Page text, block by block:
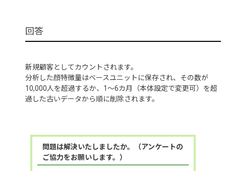
新規顧客としてカウントされます。
分析した顔特徴量はベースユニットに保存され、その数が
10,000人を超過するか、1～6カ月（本体設定で変更可）を超
過した古いデータから順に削除されます。
問題は解決いたしましたか。（アンケートの
ご協力をお願いします。）